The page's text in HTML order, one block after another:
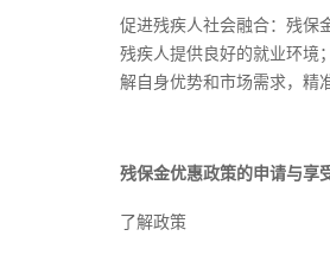
促进残疾人社会融合：残保
残疾人提供良好的就业环境
解自身优势和市场需求，精
残保金优惠政策的申请与享
了解政策